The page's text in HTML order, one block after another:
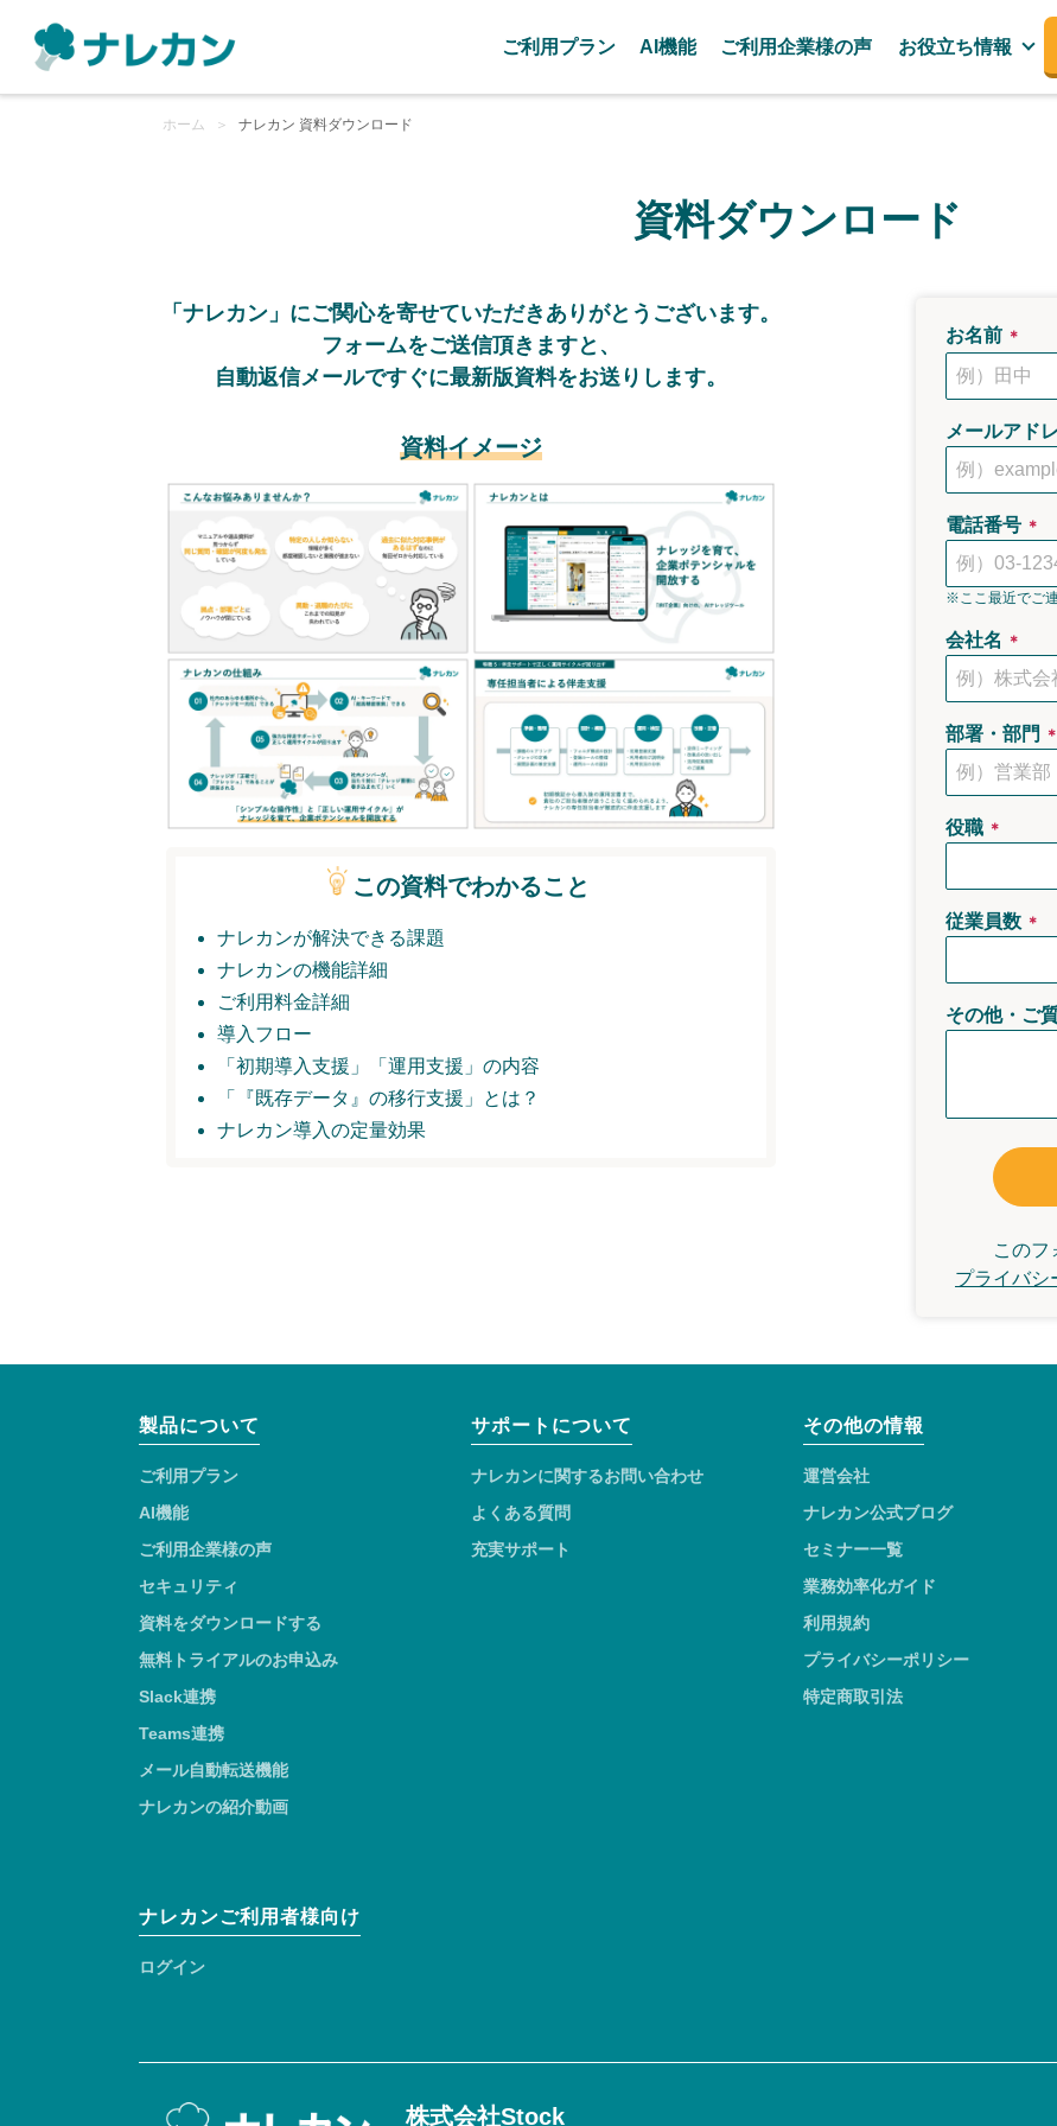
ご利用プラン AI機能 ご利用企業様の声 お役立ち情報
ホーム ＞ ナレカン 資料ダウンロード
資料ダウンロード
「ナレカン」にご関心を寄せていただき ありがとうございます。
フォームをご送信頂きますと、
自動返信メールですぐに最新版資料をお送りします。
資料イメージ
この資料でわかること
ナレカンが解決できる課題
ナレカンの機能詳細
ご利用料金詳細
導入フロー
「初期導入支援」
「運用支援」の内容
「『既存データ』の移行支援」とは？
ナレカン導入の定量効果
お名前 ＊
メールアド
電話番号 ＊
※ここ最近でご
会社名 ＊
部署・部門 ＊
役職 ＊
従業員数 ＊
その他・ご
このフ
プライバシ
製品について
ご利用プラン
AI機能
ご利用企業様の声
セキュリティ
資料をダウンロードする
無料トライアルのお申込み
Slack連携
Teams連携
メール自動転送機能
ナレカンの紹介動画
サポートについて
ナレカンに関するお問い合わせ
よくある質問
充実サポート
その他の情報
運営会社
ナレカン公式ブログ
セミナー一覧
業務効率化ガイド
利用規約
プライバシーポリシー
特定商取引法
ナレカンご利用者様向け
ログイン
株式会社Stock